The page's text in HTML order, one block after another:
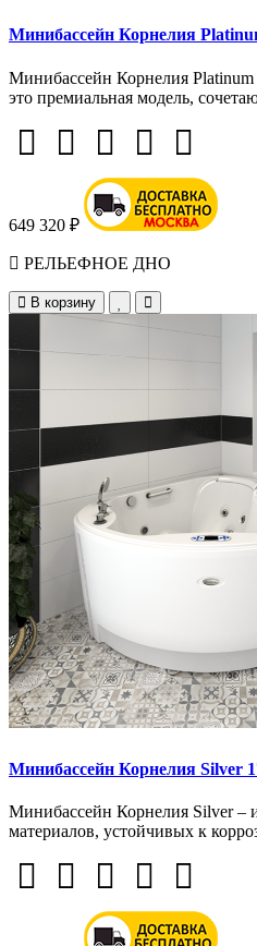
Минибассейн Корнелия
Минибассейн Корнелия
это премиальная модель,
649 320 ₽
РЕЛЬЕФНОЕ ДНО
В корзину
Минибассейн Корнелия Silver
Минибассейн Корнелия Silver –
материалов, устойчивых к